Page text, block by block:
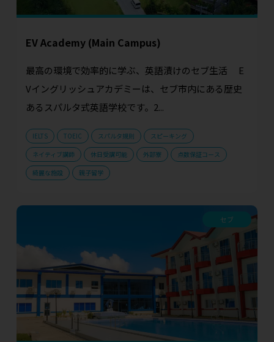
EV Academy (Main Campus)
最高の環境で効率的に学ぶ、英語漬けのセブ生活 E
Vイングリッシュアカデミーは、セブ市内にある歴史
あるスパルタ式英語学校です。2...
IELTS TOEIC スパルタ規則
スピーキング
ネイティブ講師
休日受講可能 外部寮
点数保証コース
綺麗な施設
親子留学
セブ